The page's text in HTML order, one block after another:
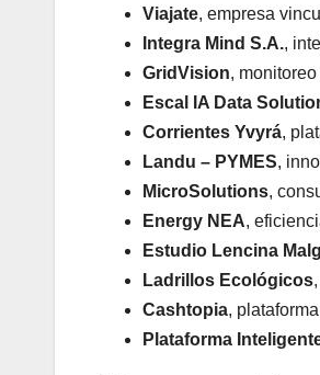
Viajate, empresa
Integra Mind S.A.,
GridVision,
Escal IA Data
Corrientes Yvyrá,
Landu – PYMES,
MicroSolutions,
Energy NEA,
Estudio Lencina
Ladrillos Ecológicos
Cashtopia,
Plataforma